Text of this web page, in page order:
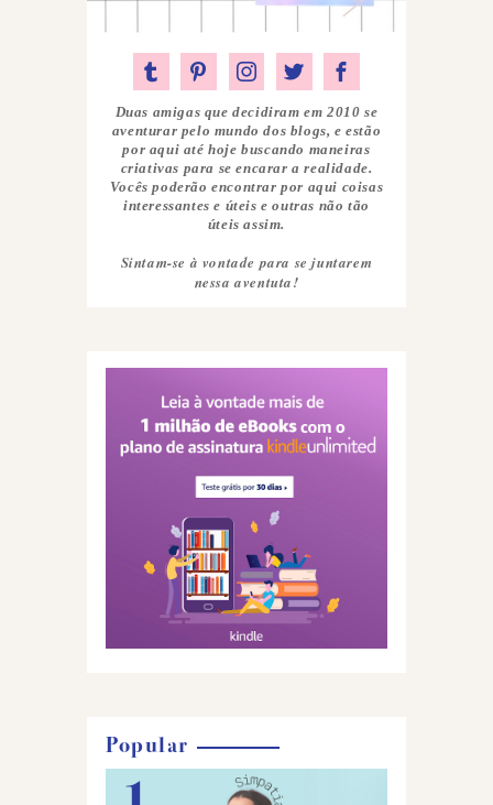
Duas amigas que decidiram em 2010 se
aventurar pelo mundo dos blogs, e estão
por aqui até hoje buscando maneiras
criativas para se encarar a realidade.
Vocês poderão encontrar por aqui coisas
interessantes e úteis e outras não tão
úteis assim.
Sintam-se à vontade para se juntarem
nessa aventuta!
Popular